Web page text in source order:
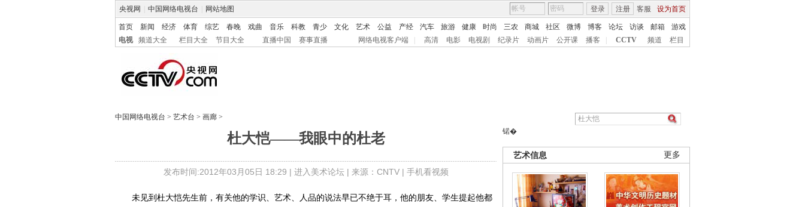
央视网 中国网络电视台 网站地图 客服 设为首页
登录 注册
首页 新闻 经济 体育 综艺 春晚 戏曲 音乐 科教 青少 文化 艺术 公益 产经 汽车 旅游 健康 时尚 三农 商城 社区 微博 博客 论坛 访谈 邮箱
游戏
电视
频道大全 栏目大全 节目大全 直播中国 赛事直播 网络电视客户端 高清 电影 电视剧 纪录片 动画片 公开课 播客 CCTV 频道 栏目
中国网络电视台 > 艺术台 > 画廊 >
杜大恺——我眼中的杜老
发布时间:2012年03月05日 18:29 | 进入美术论坛| 来源：CNTV | 手机看视频
锘�
更多
艺术信息
未见到杜大恺先生前，有关他的学识、艺术、人品的说法早已不绝于耳，他的朋友、学生提起他都